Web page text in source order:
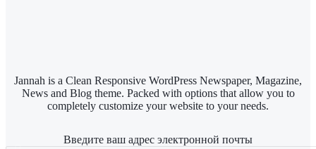
Jannah is a Clean Responsive WordPress Newspaper, Magazine,
News and Blog theme. Packed with options that allow you to
completely customize your website to your needs.
Введите ваш адрес электронной почты